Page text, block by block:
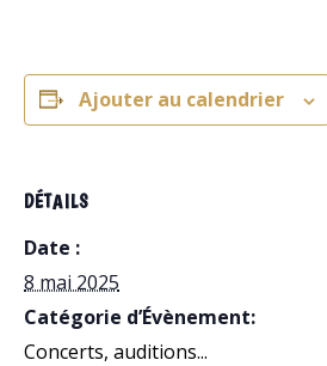
Ajouter au calendrier
DÉTAILS
Date :
8 mai 2025
Catégorie d’Évènement:
Concerts, auditions...